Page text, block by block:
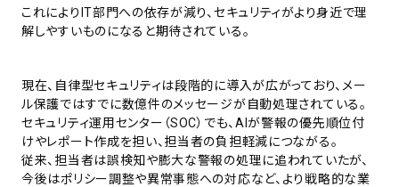
これによりIT部門への依存が減り、セキュリティがより身近で理
解しやすいものになると期待されている。
現在、自律型セキュリティは段階的に導入が広がっており、メー
ル保護ではすでに数億件のメッセージが自動処理されている。
セキュリティ運用センター（SOC）でも、AIが警報の優先順位付
けやレポート作成を担い、担当者の負担軽減につながる。
従来、担当者は誤検知や膨大な警報の処理に追われていたが、
今後はポリシー調整や異常事態への対応など、より戦略的な業